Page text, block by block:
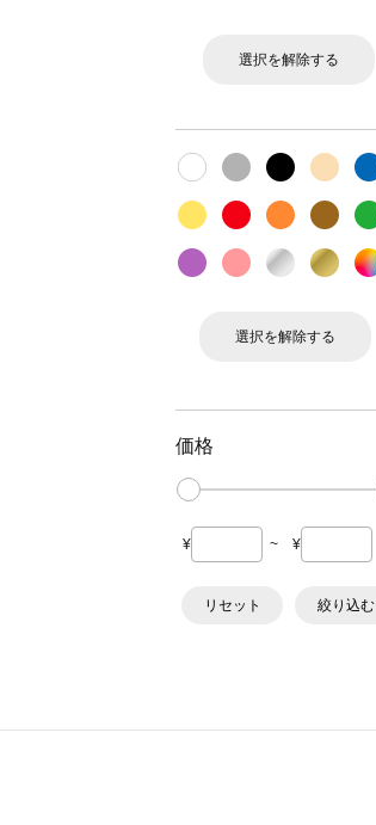
選択を解除する
選択を解除する
価格
¥ ~ ¥
リセット 絞り込む